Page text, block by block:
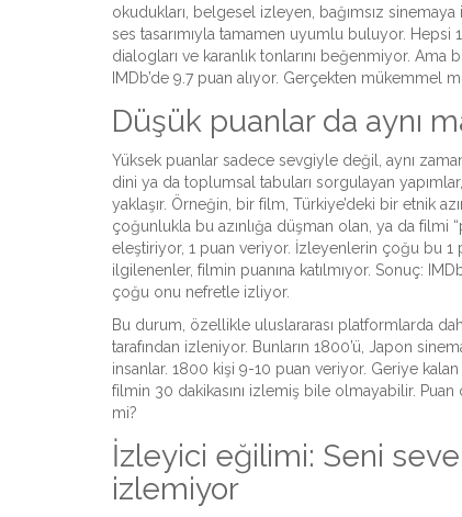
okudukları, belgesel izleyen, bağımsız sinemaya
ses tasarımıyla tamamen uyumlu buluyor.
dialogları ve karanlık tonlarını beğenmiyor.
IMDb’de 9.7 puan alıyor. Gerçekten mükemmel
Düşük puanlar da aynı
Yüksek puanlar sadece sevgiyle değil, aynı
dini ya da toplumsal tabuları sorgulayan
yaklaşır. Örneğin, bir film, Türkiye’deki bir etnik
çoğunlukla bu azınlığa düşman olan, ya da filmi
eleştiriyor, 1 puan veriyor. İzleyenlerin çoğu bu
ilgilenenler, filmin puanına katılmıyor. Sonuç:
çoğu onu nefretle izliyor.
Bu durum, özellikle uluslararası platformlarda
tarafından izleniyor. Bunların 1800’ü, Japon
insanlar. 1800 kişi 9-10 puan veriyor. Geriye kalan
filmin 30 dakikasını izlemiş bile olmayabilir.
mi?
İzleyici eğilimi: Seni
izlemiyor